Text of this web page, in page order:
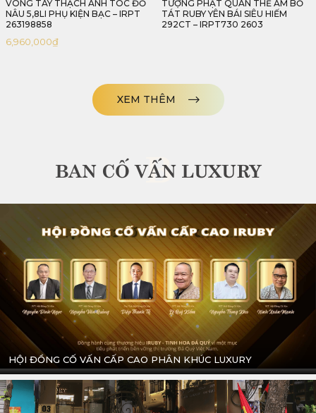
TƯỢNG PHẬT QUAN THẾ ÂM BỒ
TÁT RUBY YÊN BÁI SIÊU HIẾM
292CT – IRPT730 2603
VÒNG TAY MIX THẠCH ANH TÓC
VÀNG & BẠCH NGỌC 6LI – IRPT
26312306
XEM THÊM
BAN CỐ VẤN LUXURY
B
HỘI ĐỒNG CỐ VẤN CẤP CAO PHÂN KHÚC LUXURY